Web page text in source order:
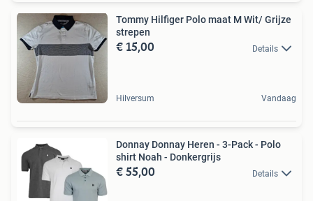
Tommy Hilfiger Polo maat M Wit/ Grijze
strepen
€ 15,00 Details
Hilversum Vandaag
Donnay Donnay Heren - 3-Pack - Polo
shirt Noah - Donkergrijs
€ 55,00 Details